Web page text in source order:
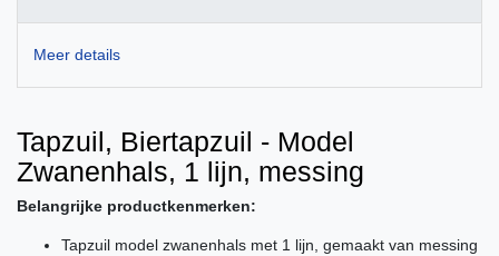
Meer details
Tapzuil, Biertapzuil - Model
Zwanenhals, 1 lijn, messing
Belangrijke productkenmerken:
Tapzuil model zwanenhals met 1 lijn, gemaakt van messing